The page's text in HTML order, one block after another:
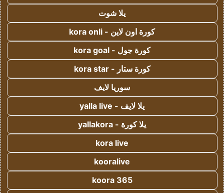
يلا شوت
كورة اون لاين - kora onli
كورة جول - kora goal
كورة ستار - kora star
سوريا لايف
يلا لايف - yalla live
يلا كورة - yallakora
kora live
kooralive
koora 365